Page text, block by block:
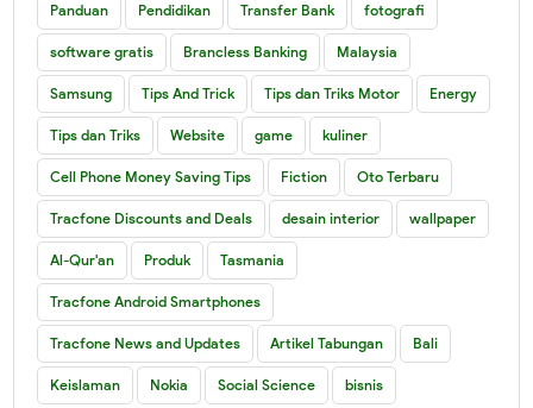
Panduan Pendidikan Transfer Bank fotografi
software gratis Brancless Banking Malaysia
Samsung Tips And Trick Tips dan Triks Motor Energy
Tips dan Triks Website game kuliner
Cell Phone Money Saving Tips Fiction Oto Terbaru
Tracfone Discounts and Deals desain interior wallpaper
Al-Qur'an Produk Tasmania
Tracfone Android Smartphones
Tracfone News and Updates Artikel Tabungan Bali
Keislaman Nokia Social Science bisnis